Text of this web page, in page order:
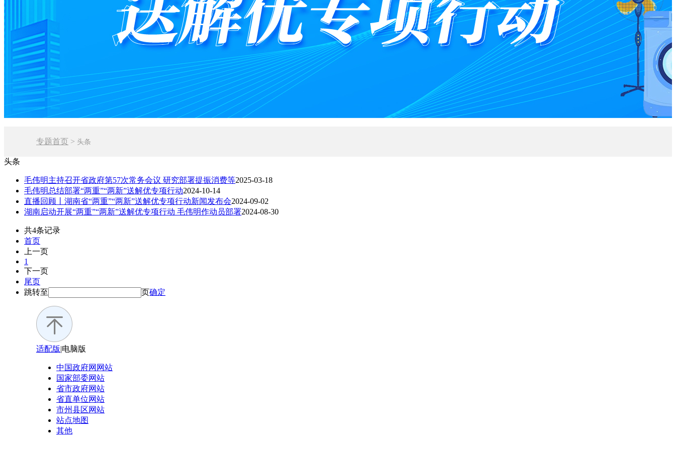
专题首页 > 头条
头条
毛伟明主持召开省政府第57次常务会议 研究部署提振消费等2025-03-18
毛伟明总结部署“两重”“两新”送解优专项行动2024-10-14
直播回顾丨湖南省“两重”“两新”送解优专项行动新闻发布会2024-09-02
湖南启动开展“两重”“两新”送解优专项行动 毛伟明作动员部署2024-08-30
共4条记录
首页
上一页
1
下一页
尾页
跳转至
页确定
适配版|电脑版
中国政府网 网站
国家部委网站
省市政府网站
省直单位网站
市州县区网站
站点地图
其他